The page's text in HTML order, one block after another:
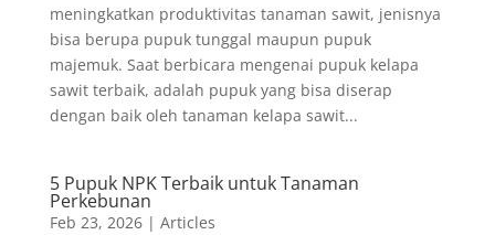
meningkatkan produktivitas tanaman sawit, jenisnya
bisa berupa pupuk tunggal maupun pupuk
majemuk. Saat berbicara mengenai pupuk kelapa
sawit terbaik, adalah pupuk yang bisa diserap
dengan baik oleh tanaman kelapa sawit...
5 Pupuk NPK Terbaik untuk Tanaman
Perkebunan
Feb 23, 2026| Articles